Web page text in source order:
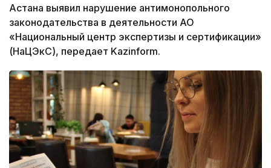
Астана выявил нарушение антимонопольного
законодательства в деятельности АО
«Национальный центр экспертизы и сертификации»
(НаЦЭкС), передает Kazinform.